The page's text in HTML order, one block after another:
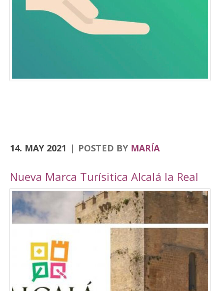
o el yacimiento de Domus Herculana, entre
otros. Incorpora la visita y entrada a la
Fortaleza de la Mota, con su Iglesia Abacial,
el apartado de senderismo, están previstas
14. MAY 2021 POSTED BY MARÍA
Nueva Marca Turísitica Alcalá la Real